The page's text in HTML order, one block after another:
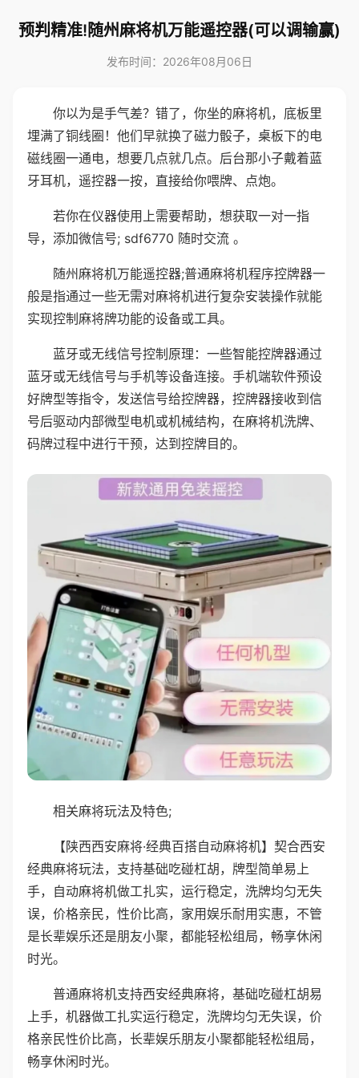
预判精准!随州麻将机万能遥控器(可以调输赢)
发布时间：2026年08月06日
你以为是手气差？错了，你坐的麻将机，底板里
埋满了铜线圈！他们早就换了磁力骰子，桌板下的电
磁线圈一通电，想要几点就几点。后台那小子戴着蓝
牙耳机，遥控器一按，直接给你喂牌、点炮。
若你在仪器使用上需要帮助，想获取一对一指
导，添加微信号; sdf6770 随时交流 。
随州麻将机万能遥控器;普通麻将机程序控牌器一
般是指通过一些无需对麻将机进行复杂安装操作就能
实现控制麻将牌功能的设备或工具。
蓝牙或无线信号控制原理：一些智能控牌器通过
蓝牙或无线信号与手机等设备连接。手机端软件预设
好牌型等指令，发送信号给控牌器，控牌器接收到信
号后驱动内部微型电机或机械结构，在麻将机洗牌、
码牌过程中进行干预，达到控牌目的。
相关麻将玩法及特色;
【陕西西安麻将·经典百搭自动麻将机】契合西安
经典麻将玩法，支持基础吃碰杠胡，牌型简单易上
手，自动麻将机做工扎实，运行稳定，洗牌均匀无失
误，价格亲民，性价比高，家用娱乐耐用实惠，不管
是长辈娱乐还是朋友小聚，都能轻松组局，畅享休闲
时光。
普通麻将机支持西安经典麻将，基础吃碰杠胡易
上手，机器做工扎实运行稳定，洗牌均匀无失误，价
格亲民性价比高，长辈娱乐朋友小聚都能轻松组局，
畅享休闲时光。